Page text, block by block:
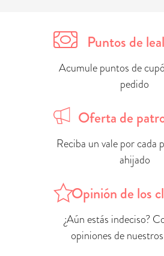
Puntos de
Acumule puntos de
pedido
Oferta de
Reciba un vale por cada
ahijado
Opinión de los
¿Aún estás indeciso?
opiniones de